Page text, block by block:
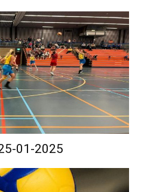
01-2025